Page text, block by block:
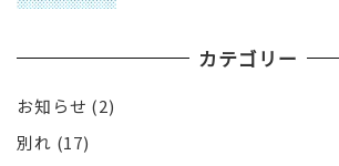
カテゴリー
お知らせ (2)
別れ (17)